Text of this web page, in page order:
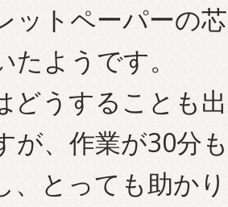
ットペーパーの
たようです。
どうすることも
が、作業が30分
、とっても助か